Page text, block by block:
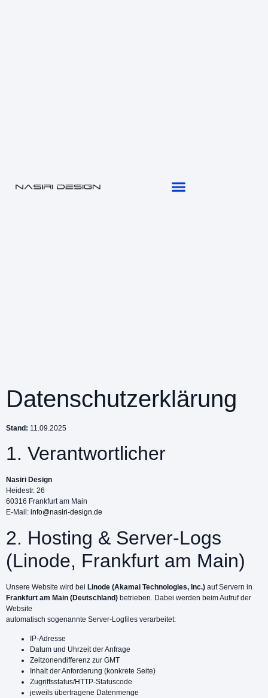
Datenschutzerklärung
Stand: 11.09.2025
1. Verantwortlicher
Nasiri Design
Heidestr. 26
60316 Frankfurt am Main
E-Mail: info@nasiri-design.de
2. Hosting & Server-Logs
(Linode, Frankfurt am Main)
Unsere Website wird bei Linode (Akamai Technologies, Inc.) auf Servern in
Frankfurt am Main (Deutschland) betrieben. Dabei werden beim Aufruf der
Website
automatisch sogenannte Server-Logfiles verarbeitet:
IP-Adresse
Datum und Uhrzeit der Anfrage
Zeitzonendifferenz zur GMT
Inhalt der Anforderung (konkrete Seite)
Zugriffsstatus/HTTP-Statuscode
jeweils übertragene Datenmenge